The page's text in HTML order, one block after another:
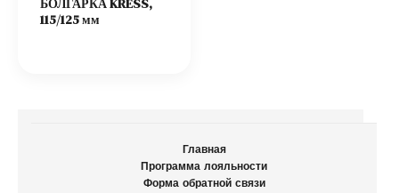
БОЛГАРКА KRESS,
115/125 мм
Главная
Программа лояльности
Форма обратной связи